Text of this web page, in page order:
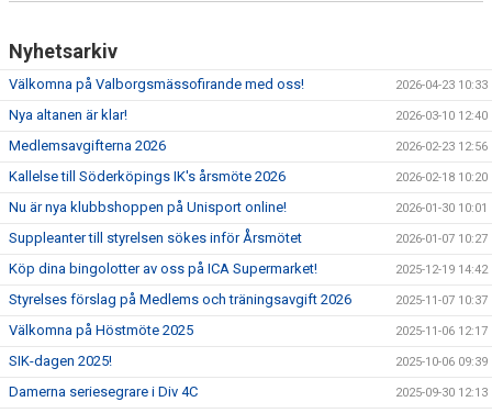
Nyhetsarkiv
Välkomna på Valborgsmässofirande med oss! 2026-04-23 10:33
Nya altanen är klar! 2026-03-10 12:40
Medlemsavgifterna 2026 2026-02-23 12:56
Kallelse till Söderköpings IK's årsmöte 2026 2026-02-18 10:20
Nu är nya klubbshoppen på Unisport online! 2026-01-30 10:01
Suppleanter till styrelsen sökes inför Årsmötet 2026-01-07 10:27
Köp dina bingolotter av oss på ICA Supermarket! 2025-12-19 14:42
Styrelses förslag på Medlems och träningsavgift 2026 2025-11-07 10:37
Välkomna på Höstmöte 2025 2025-11-06 12:17
SIK-dagen 2025! 2025-10-06 09:39
Damerna seriesegrare i Div 4C 2025-09-30 12:13